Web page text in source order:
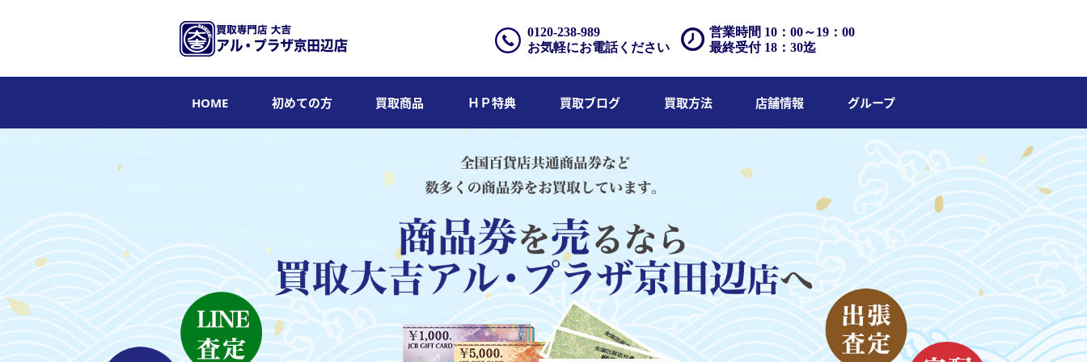
営業時間 10：00～19：00
最終受付 18：30迄
0120-238-989
お気軽にお電話ください
HOME 初めての方 買取商品 ＨＰ特典 買取ブログ 買取方法 店舗情報 グループ